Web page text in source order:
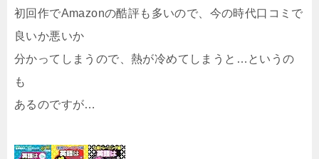
初回作でAmazonの酷評も多いので、今の時代口コミで
良いか悪いか
分かってしまうので、熱が冷めてしまうと…というの
も
あるのですが…